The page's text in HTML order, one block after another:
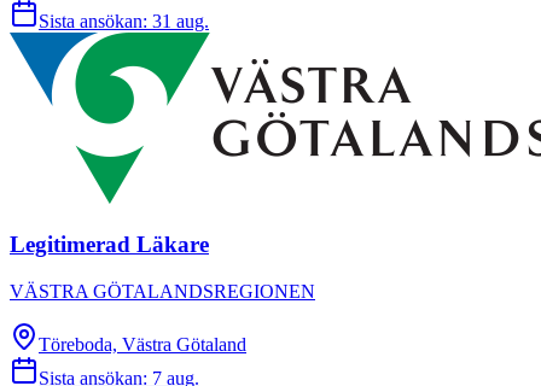
Sista ansökan: 31 aug.
Legitimerad Läkare
VÄSTRA GÖTALANDSREGIONEN
Töreboda, Västra Götaland
Sista ansökan: 7 aug.